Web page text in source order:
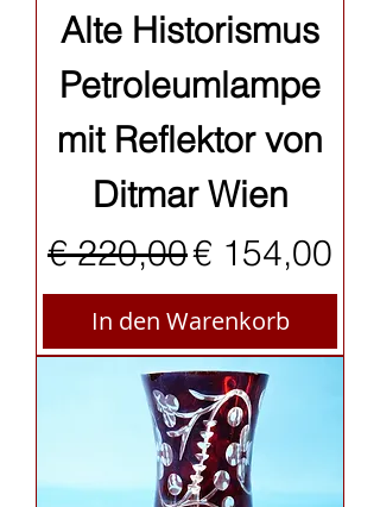
Alte Historismus
Petroleumlampe
mit Reflektor von
Ditmar Wien
Standardpreis
€ 220,00Sale-Preis
€ 154,00
In den Warenkorb